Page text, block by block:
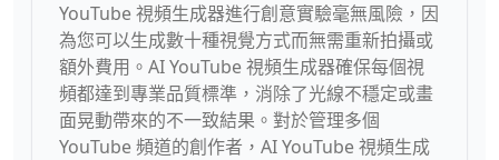
YouTube 視頻生成器進行創意實驗毫無風險，因
為您可以生成數十種視覺方式而無需重新拍攝或
額外費用。AI YouTube 視頻生成器確保每個視
頻都達到專業品質標準，消除了光線不穩定或畫
面晃動帶來的不一致結果。對於管理多個
YouTube 頻道的創作者，AI YouTube 視頻生成